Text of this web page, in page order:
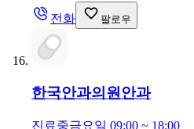
전화 팔로우
한국안과의원 안과
진료중금요일 09:00 ~ 18:00